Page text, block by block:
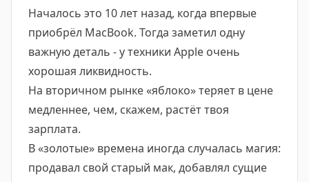
Началось это 10 лет назад, когда впервые
приобрёл MacBook. Тогда заметил одну
важную деталь - у техники Apple очень
хорошая ликвидность.
На вторичном рынке «яблоко» теряет в цене
медленнее, чем, скажем, растёт твоя
зарплата.
В «золотые» времена иногда случалась магия:
продавал свой старый мак, добавлял сущие